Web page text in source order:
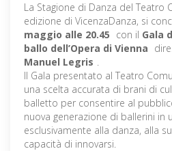
La Stagione di Danza del Teatro
edizione di VicenzaDanza, si
maggio alle 20.45 con il Gala
ballo dell’Opera di Vienna
Manuel Legris .
Il Gala presentato al Teatro
una scelta accurata di brani di
balletto per consentire al
nuova generazione di ballerini in
esclusivamente alla danza, alla
capacità di innovarsi.